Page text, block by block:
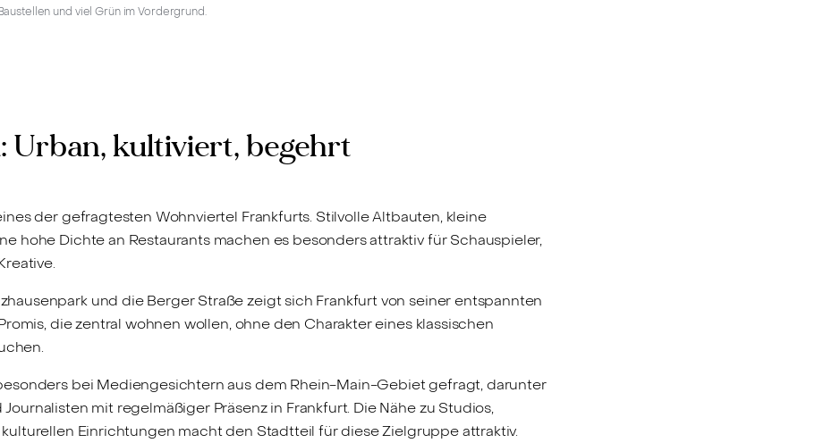
und viel Grün im Vordergrund.
Urban, kultiviert, begehrt
der gefragtesten Wohnviertel Frankfurts. Stilvolle Altbauten, kleine
hohe Dichte an Restaurants machen es besonders attraktiv für Schauspieler,
und die Berger Straße zeigt sich Frankfurt von seiner entspannten
die zentral wohnen wollen, ohne den Charakter eines klassischen
bei Mediengesichtern aus dem Rhein-Main-Gebiet gefragt, darunter
mit regelmäßiger Präsenz in Frankfurt. Die Nähe zu Studios,
Einrichtungen macht den Stadtteil für diese Zielgruppe attraktiv.